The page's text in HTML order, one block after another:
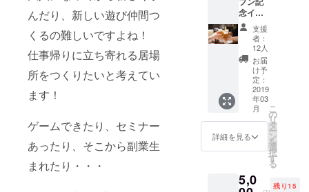
んだり、新しい遊び仲間つ
くるの難しいですよね！
仕事帰りに立ち寄れる居場
所をつくりたいと考えてい
ます！
ゲームできたり、セミナー
あったり、そこから副業生
まれたり・・・
電話番
号・お
名前、T
シャツ
のサイ
ズをお
しらせ
くださ
い。
「備考
欄にご
記載く
ださ
念イベ
ント参
加権利
(2時間
飲み放
題付
き)】
オープ
ン記念
イベン
トに参
加でき
る権利
(限定20
1日
（金）
支援
者：
12人
お届
け予
定：
2019
年03
月
詳細を見る
こ
の
リ
タ
ー
ン
を
選
択
す
る
5,0 残り15